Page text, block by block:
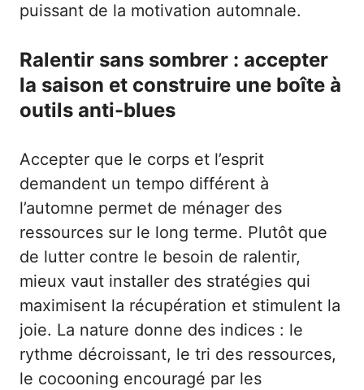
puissant de la motivation automnale.
Ralentir sans sombrer : accepter
la saison et construire une boîte à
outils anti-blues
Accepter que le corps et l’esprit
demandent un tempo différent à
l’automne permet de ménager des
ressources sur le long terme. Plutôt que
de lutter contre le besoin de ralentir,
mieux vaut installer des stratégies qui
maximisent la récupération et stimulent la
joie. La nature donne des indices : le
rythme décroissant, le tri des ressources,
le cocooning encouragé par les